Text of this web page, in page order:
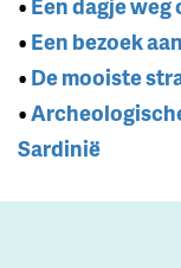
• Een bezoek
• De mooiste
•
Sardinië